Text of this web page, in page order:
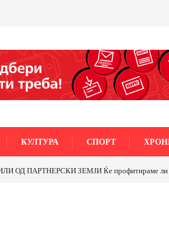
КУЛТУРА СПОРТ
ЗЕМЈИ Ќе профитираме ли со